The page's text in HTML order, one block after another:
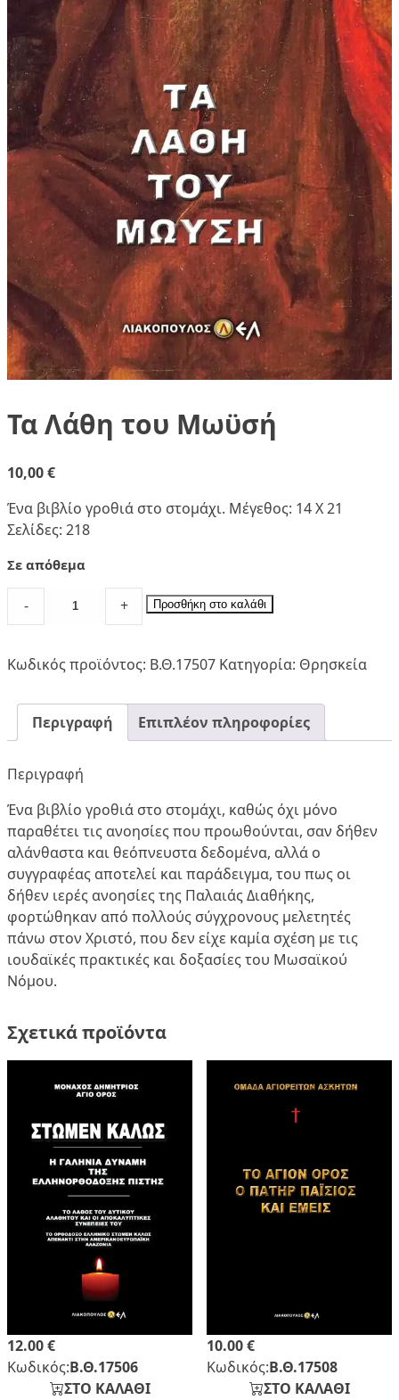
Τα Λάθη του Μωϋσή
10,00€
Ένα βιβλίο γροθιά στο στομάχι. Μέγεθος: 14 Χ 21
Σελίδες: 218
Σε απόθεμα
Μωϋσή
- + Προσθήκη στο καλάθι
Κωδικός προϊόντος: Β.Θ.17507 Κατηγορία: Θρησκεία
Περιγραφή Επιπλέον πληροφορίες
Περιγραφή
Ένα βιβλίο γροθιά στο στομάχι, καθώς όχι μόνο
παραθέτει τις ανοησίες που προωθούνται, σαν δήθεν
αλάνθαστα και θεόπνευστα δεδομένα, αλλά ο
συγγραφέας αποτελεί και παράδειγμα, του πως οι
δήθεν ιερές ανοησίες της Παλαιάς Διαθήκης,
φορτώθηκαν από πολλούς σύγχρονους μελετητές
πάνω στον Χριστό, που δεν είχε καμία σχέση με τις
ιουδαϊκές πρακτικές και δοξασίες του Μωσαϊκού
Νόμου.
Σχετικά προϊόντα
12.00 €
Κωδικός:Β.Θ.17506
ΣΤΟ ΚΑΛΑΘΙ
10.00 €
Κωδικός:Β.Θ.17508
ΣΤΟ ΚΑΛΑΘΙ